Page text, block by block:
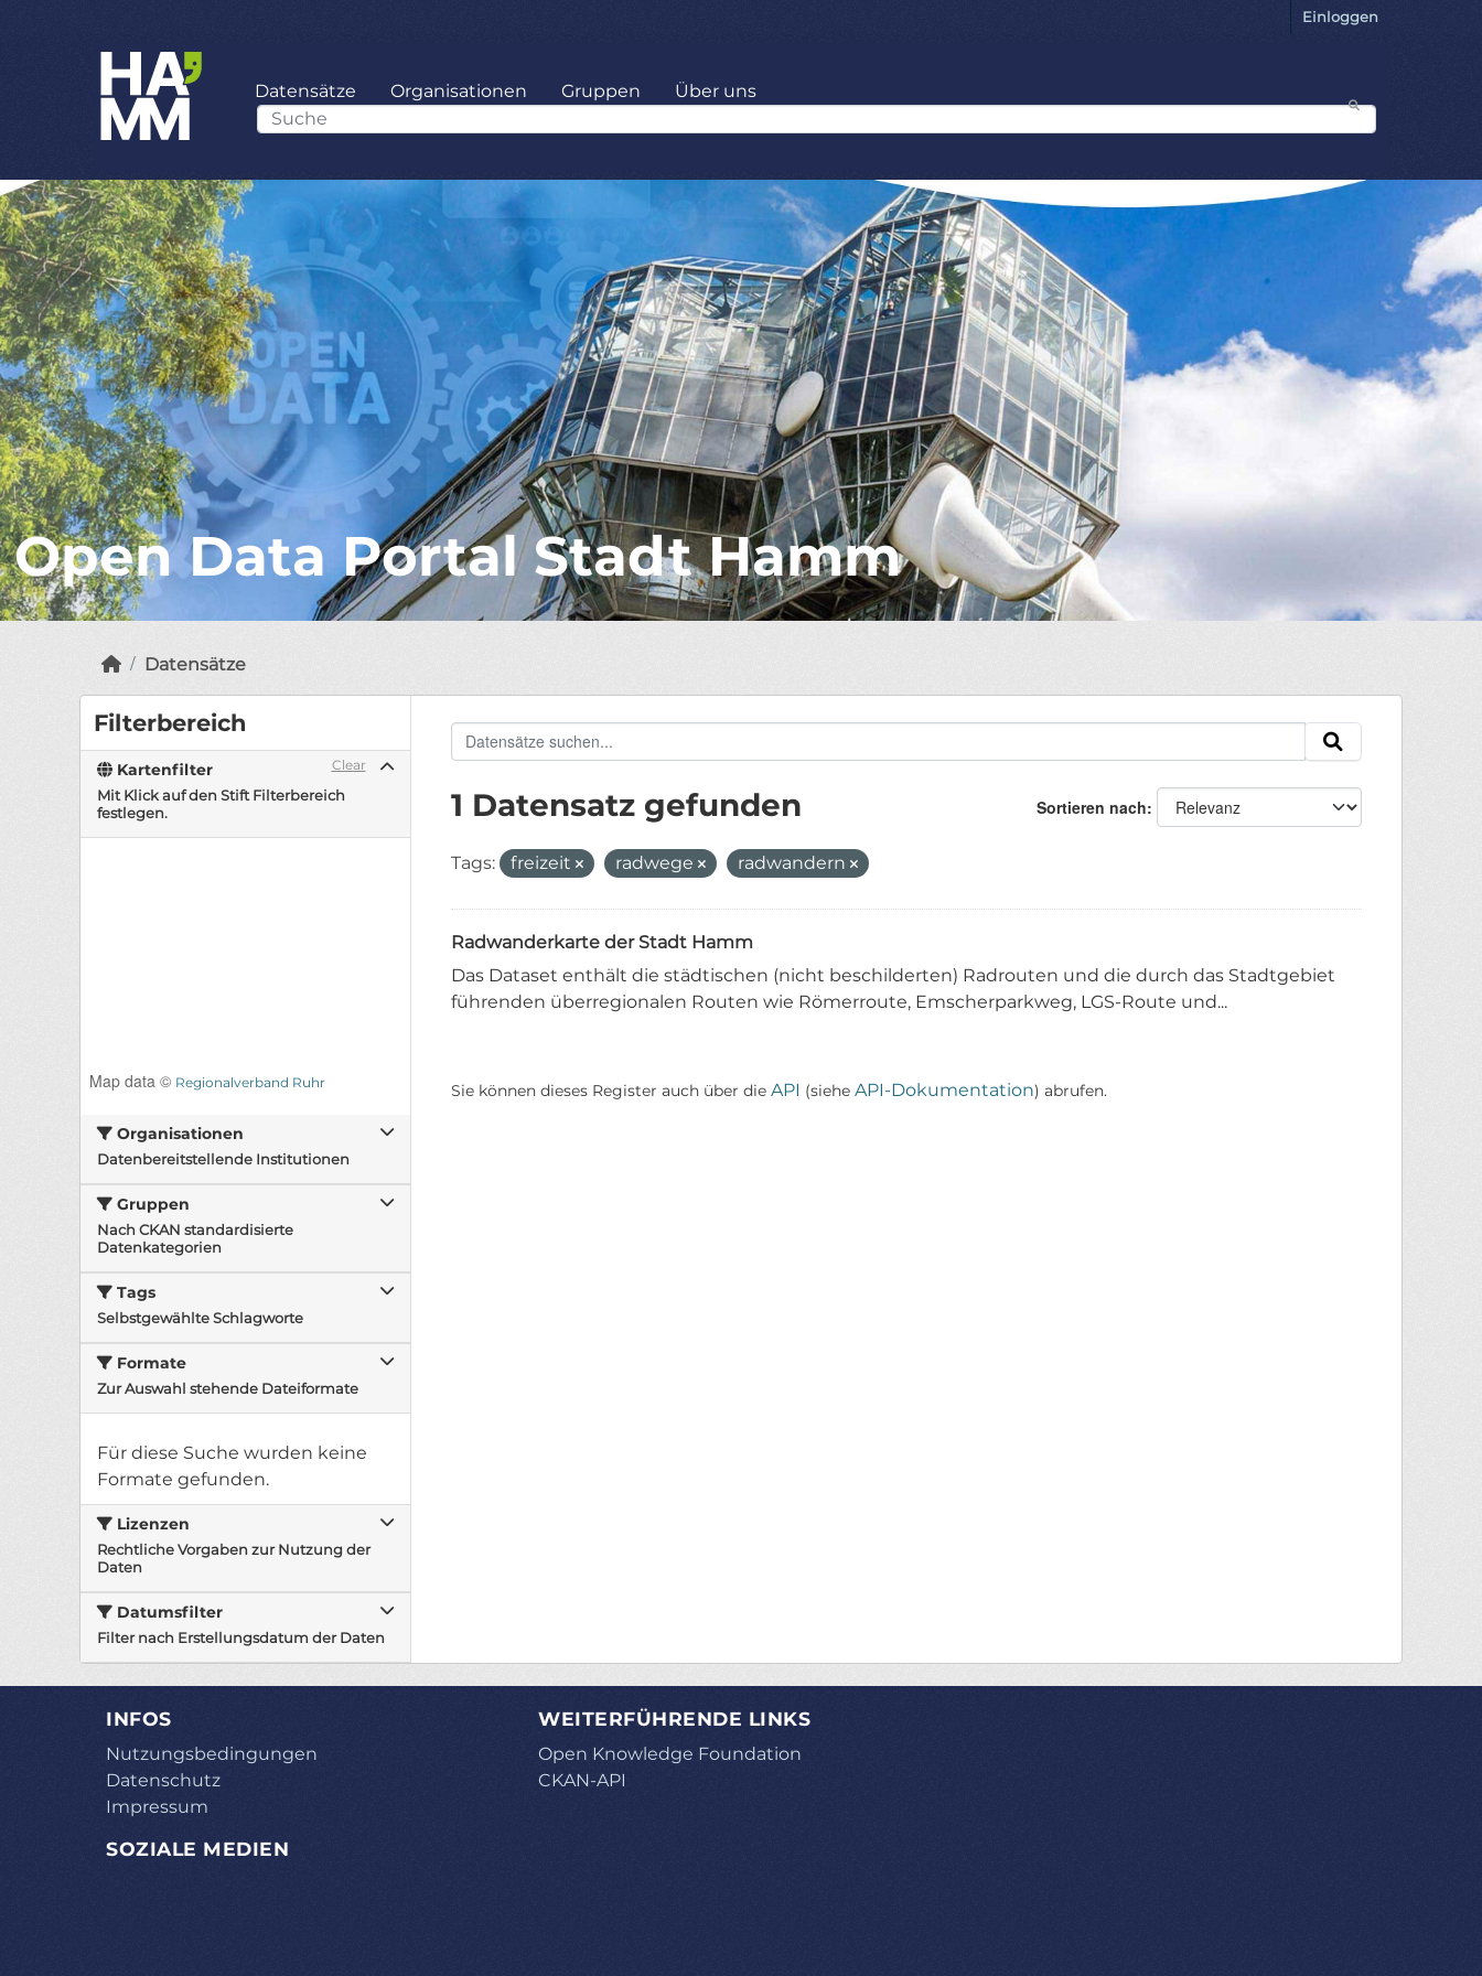
Einloggen
Datensätze Organisationen Gruppen Über uns
Open Data Portal Stadt Hamm
Datensätze
Filterbereich
Clear
Kartenfilter
Mit Klick auf den Stift Filterbereich
festlegen.
Map data © Regionalverband Ruhr
Organisationen
Datenbereitstellende Institutionen
Gruppen
Nach CKAN standardisierte
Datenkategorien
Tags
Selbstgewählte Schlagworte
Formate
Zur Auswahl stehende Dateiformate
Für diese Suche wurden keine
Formate gefunden.
Lizenzen
Rechtliche Vorgaben zur Nutzung der
Daten
Datumsfilter
Filter nach Erstellungsdatum der Daten
Sortieren nach
1 Datensatz gefunden
Tags: freizeit radwege radwandern
Radwanderkarte der Stadt Hamm
Das Dataset enthält die städtischen (nicht beschilderten) Radrouten und die durch das Stadtgebiet
führenden überregionalen Routen wie Römerroute, Emscherparkweg, LGS-Route und...
Sie können dieses Register auch über die API (siehe API-Dokumentation) abrufen.
INFOS
Nutzungsbedingungen
Datenschutz
Impressum
WEITERFÜHRENDE LINKS
Open Knowledge Foundation
CKAN-API
SOZIALE MEDIEN